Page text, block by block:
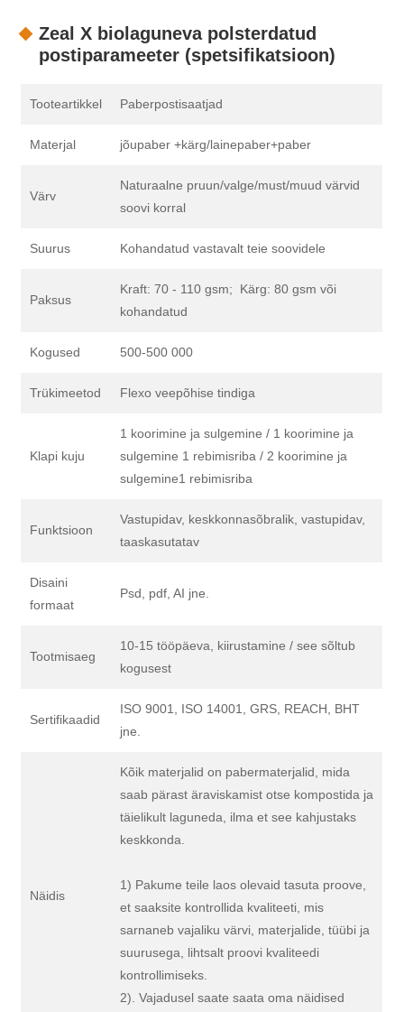
Zeal X biolaguneva polsterdatud
postiparameeter (spetsifikatsioon)
Tooteartikkel Paberpostisaatjad
Materjal jõupaber +kärg/lainepaber+paber
Värv
Naturaalne pruun/valge/must/muud värvid
soovi korral
Suurus Kohandatud vastavalt teie soovidele
Paksus
Kraft: 70 - 110 gsm; Kärg: 80 gsm või
kohandatud
Kogused 500-500 000
Trükimeetod Flexo veepõhise tindiga
Klapi kuju
1 koorimine ja sulgemine / 1 koorimine ja
sulgemine 1 rebimisriba / 2 koorimine ja
sulgemine1 rebimisriba
Funktsioon
Vastupidav, keskkonnasõbralik, vastupidav,
taaskasutatav
Disaini
formaat
Psd, pdf, AI jne.
Tootmisaeg
10-15 tööpäeva, kiirustamine / see sõltub
kogusest
Sertifikaadid
ISO 9001, ISO 14001, GRS, REACH, BHT
jne.
Näidis
Kõik materjalid on pabermaterjalid, mida
saab pärast äraviskamist otse kompostida ja
täielikult laguneda, ilma et see kahjustaks
keskkonda.
1) Pakume teile laos olevaid tasuta proove,
et saaksite kontrollida kvaliteeti, mis
sarnaneb vajaliku värvi, materjalide, tüübi ja
suurusega, lihtsalt proovi kvaliteedi
kontrollimiseks.
2). Vajadusel saate saata oma näidised